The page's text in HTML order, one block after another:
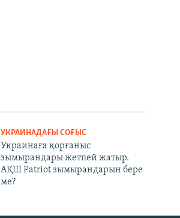
УКРАИНАДАҒЫ СОҒЫС
Украинаға қорғаныс
зымырандары жетпей жатыр.
АҚШ Patriot зымырандарын бере
ме?